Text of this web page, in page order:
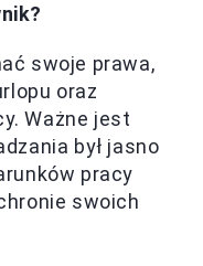
swoje prawa,
oraz
Ważne jest
był jasno
pracy
swoich